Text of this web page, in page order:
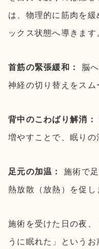
は、物理的に筋肉を
ックス状態へ導きます
首筋の緊張緩和： 脳
神経の切り替えをスム
背中のこわばり解消：
増やすことで、眠りの
足元の加温： 施術で
熱放散（放熱）を促し
施術を受けた日の夜、
うに眠れた」という